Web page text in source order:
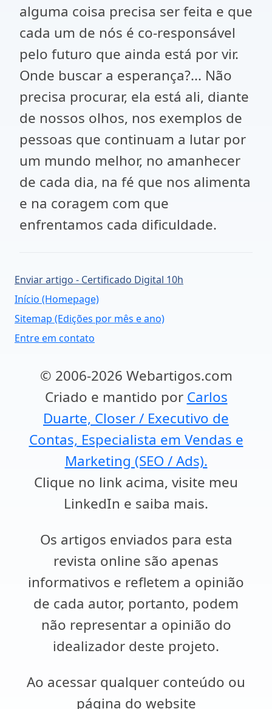
alguma coisa precisa ser feita e que
cada um de nós é co-responsável
pelo futuro que ainda está por vir.
Onde buscar a esperança?... Não
precisa procurar, ela está ali, diante
de nossos olhos, nos exemplos de
pessoas que continuam a lutar por
um mundo melhor, no amanhecer
de cada dia, na fé que nos alimenta
e na coragem com que
enfrentamos cada dificuldade.
Enviar artigo - Certificado Digital 10h
Início (Homepage)
Sitemap (Edições por mês e ano)
Entre em contato
© 2006-2026 Webartigos.com
Criado e mantido por Carlos
Duarte, Closer / Executivo de
Contas, Especialista em Vendas e
Marketing (SEO / Ads).
Clique no link acima, visite meu
LinkedIn e saiba mais.
Os artigos enviados para esta
revista online são apenas
informativos e refletem a opinião
de cada autor, portanto, podem
não representar a opinião do
idealizador deste projeto.
Ao acessar qualquer conteúdo ou
página do website